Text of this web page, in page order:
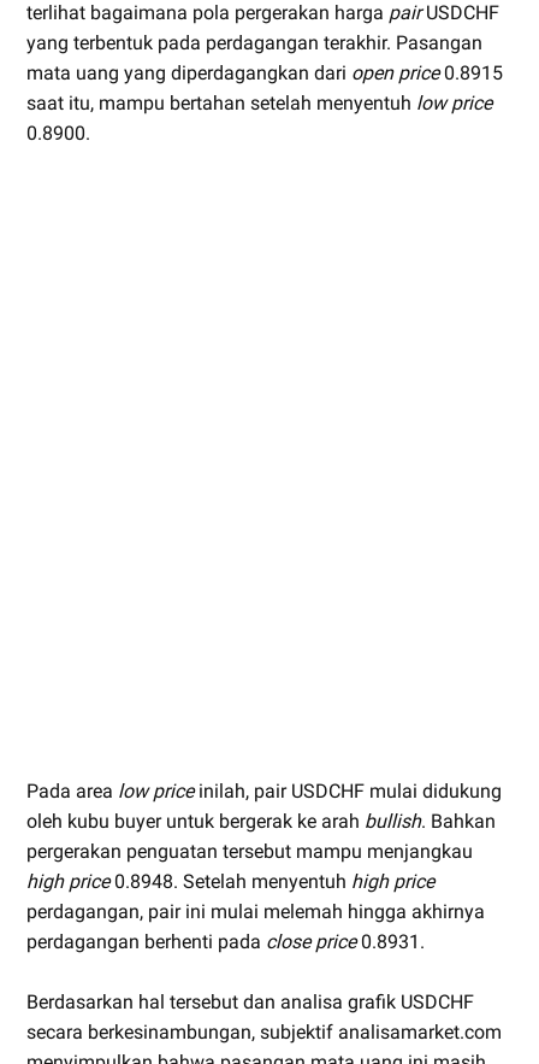
terlihat bagaimana pola pergerakan harga pairUSDCHF
yang terbentuk pada perdagangan terakhir. Pasangan
mata uang yang diperdagangkan dari open price0.8915
saat itu, mampu bertahan setelah menyentuh low price
0.8900.
Pada area low priceinilah, pair USDCHF mulai didukung
oleh kubu buyer untuk bergerak ke arah bullish. Bahkan
pergerakan penguatan tersebut mampu menjangkau
high price0.8948. Setelah menyentuh high price
perdagangan, pair ini mulai melemah hingga akhirnya
perdagangan berhenti pada close price0.8931.
Berdasarkan hal tersebut dan analisa grafik USDCHF
secara berkesinambungan, subjektif analisamarket.com